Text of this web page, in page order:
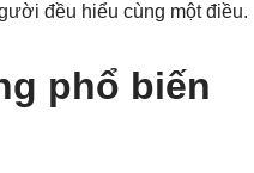
đều hiểu cùng một điều.
phổ biến